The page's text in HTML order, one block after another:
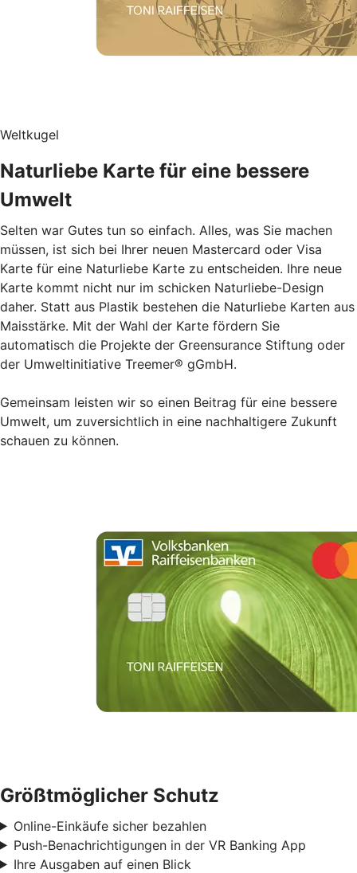
Weltkugel
Naturliebe Karte für eine bessere
Umwelt
Selten war Gutes tun so einfach. Alles, was Sie machen
müssen, ist sich bei Ihrer neuen Mastercard oder Visa
Karte für eine Naturliebe Karte zu entscheiden. Ihre neue
Karte kommt nicht nur im schicken Naturliebe-Design
daher. Statt aus Plastik bestehen die Naturliebe Karten aus
Maisstärke. Mit der Wahl der Karte fördern Sie
automatisch die Projekte der Greensurance Stiftung oder
der Umweltinitiative Treemer® gGmbH.
Gemeinsam leisten wir so einen Beitrag für eine bessere
Umwelt, um zuversichtlich in eine nachhaltigere Zukunft
schauen zu können.
Größtmöglicher Schutz
Online-Einkäufe sicher bezahlen
Push-Benachrichtigungen in der VR Banking App
Ihre Ausgaben auf einen Blick